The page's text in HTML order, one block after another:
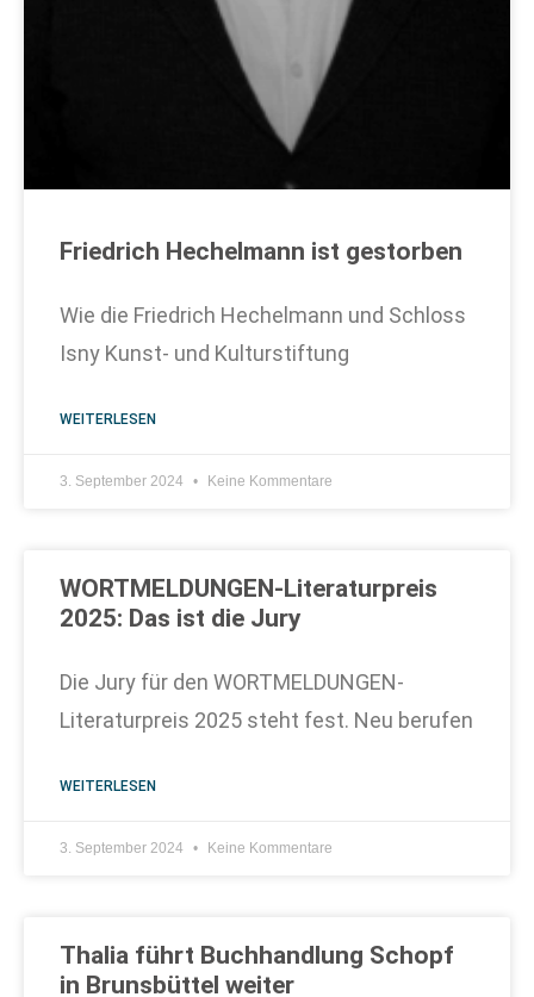
Friedrich Hechelmann ist gestorben
Wie die Friedrich Hechelmann und Schloss
Isny Kunst- und Kulturstiftung
WEITERLESEN
3. September 2024 Keine Kommentare
WORTMELDUNGEN-Literaturpreis
2025: Das ist die Jury
Die Jury für den WORTMELDUNGEN-
Literaturpreis 2025 steht fest. Neu berufen
WEITERLESEN
3. September 2024 Keine Kommentare
Thalia führt Buchhandlung Schopf
in Brunsbüttel weiter